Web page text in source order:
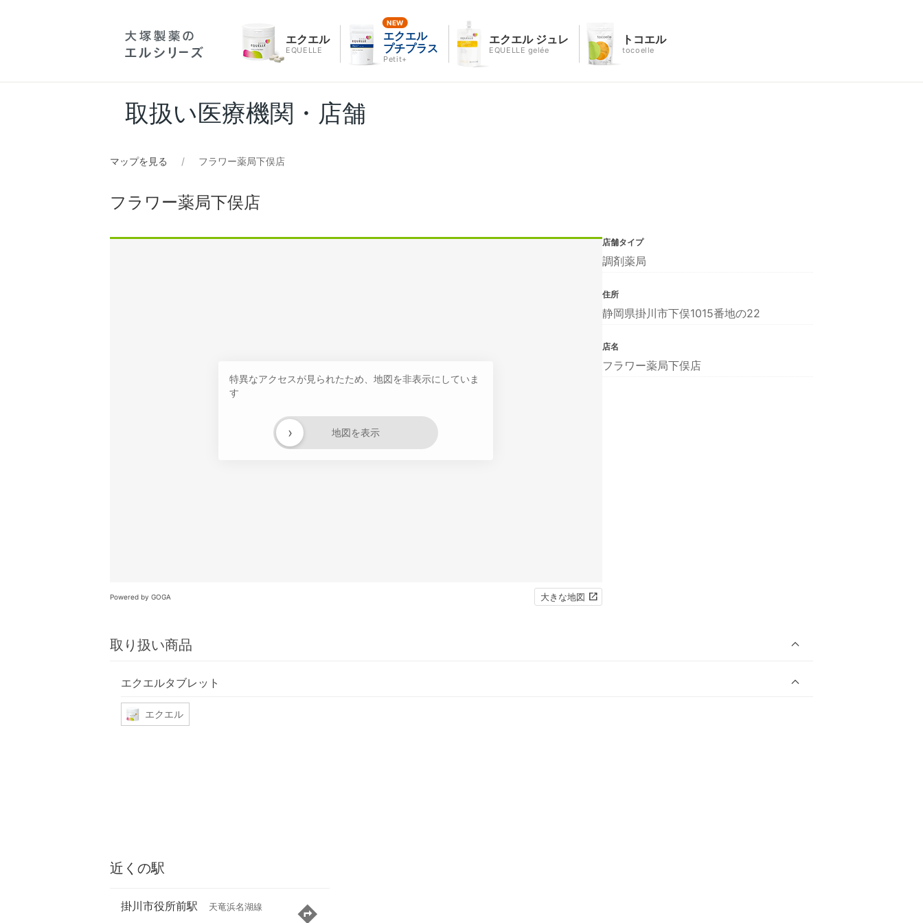
エクエル
EQUELLE
エクエル
プチプラス
Petit+
エクエル ジュレ
EQUELLE gelée
トコエル
tocoelle
取扱い医療機関・店舗
マップを見る フラワー薬局下俣店
フラワー薬局下俣店
特異なアクセスが見られたため、地図を非表示にしていま
す
地図を表示
›
Powered by GOGA 大きな地図
取り扱い商品
エクエルタブレット
エクエル
店舗タイプ
調剤薬局
住所
静岡県掛川市下俣1015番地の22
店名
フラワー薬局下俣店
近くの駅
掛川市役所前駅 天竜浜名湖線